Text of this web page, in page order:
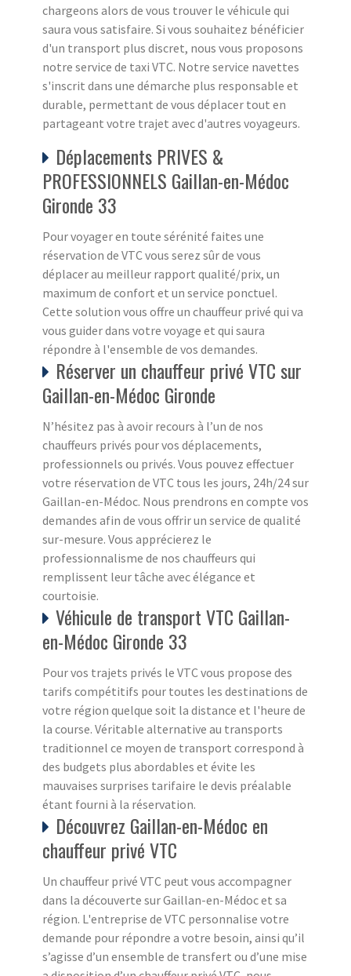
chargeons alors de vous trouver le véhicule qui
saura vous satisfaire. Si vous souhaitez bénéficier
d'un transport plus discret, nous vous proposons
notre service de taxi VTC. Notre service navettes
s'inscrit dans une démarche plus responsable et
durable, permettant de vous déplacer tout en
partageant votre trajet avec d'autres voyageurs.
Déplacements PRIVES &
PROFESSIONNELS Gaillan-en-Médoc
Gironde 33
Pour voyager en toute sérénité faites une
réservation de VTC vous serez sûr de vous
déplacer au meilleur rapport qualité/prix, un
maximum de confort et un service ponctuel.
Cette solution vous offre un chauffeur privé qui va
vous guider dans votre voyage et qui saura
répondre à l'ensemble de vos demandes.
Réserver un chauffeur privé VTC sur
Gaillan-en-Médoc Gironde
N’hésitez pas à avoir recours à l’un de nos
chauffeurs privés pour vos déplacements,
professionnels ou privés. Vous pouvez effectuer
votre réservation de VTC tous les jours, 24h/24 sur
Gaillan-en-Médoc. Nous prendrons en compte vos
demandes afin de vous offrir un service de qualité
sur-mesure. Vous apprécierez le
professionnalisme de nos chauffeurs qui
remplissent leur tâche avec élégance et
courtoisie.
Véhicule de transport VTC Gaillan-
en-Médoc Gironde 33
Pour vos trajets privés le VTC vous propose des
tarifs compétitifs pour toutes les destinations de
votre région quelque soit la distance et l'heure de
la course. Véritable alternative au transports
traditionnel ce moyen de transport correspond à
des budgets plus abordables et évite les
mauvaises surprises tarifaire le devis préalable
étant fourni à la réservation.
Découvrez Gaillan-en-Médoc en
chauffeur privé VTC
Un chauffeur privé VTC peut vous accompagner
dans la découverte sur Gaillan-en-Médoc et sa
région. L'entreprise de VTC personnalise votre
demande pour répondre a votre besoin, ainsi qu’il
s’agisse d’un ensemble de transfert ou d’une mise